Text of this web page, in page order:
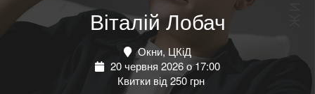
Віталій Лобач
Окни, ЦКіД
20 червня 2026 о 17:00
Квитки від 250 грн